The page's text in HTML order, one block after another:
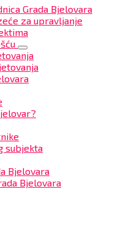
Grada Bjelovara
za upravljanje
subjekta
Bjelovara
Bjelovara